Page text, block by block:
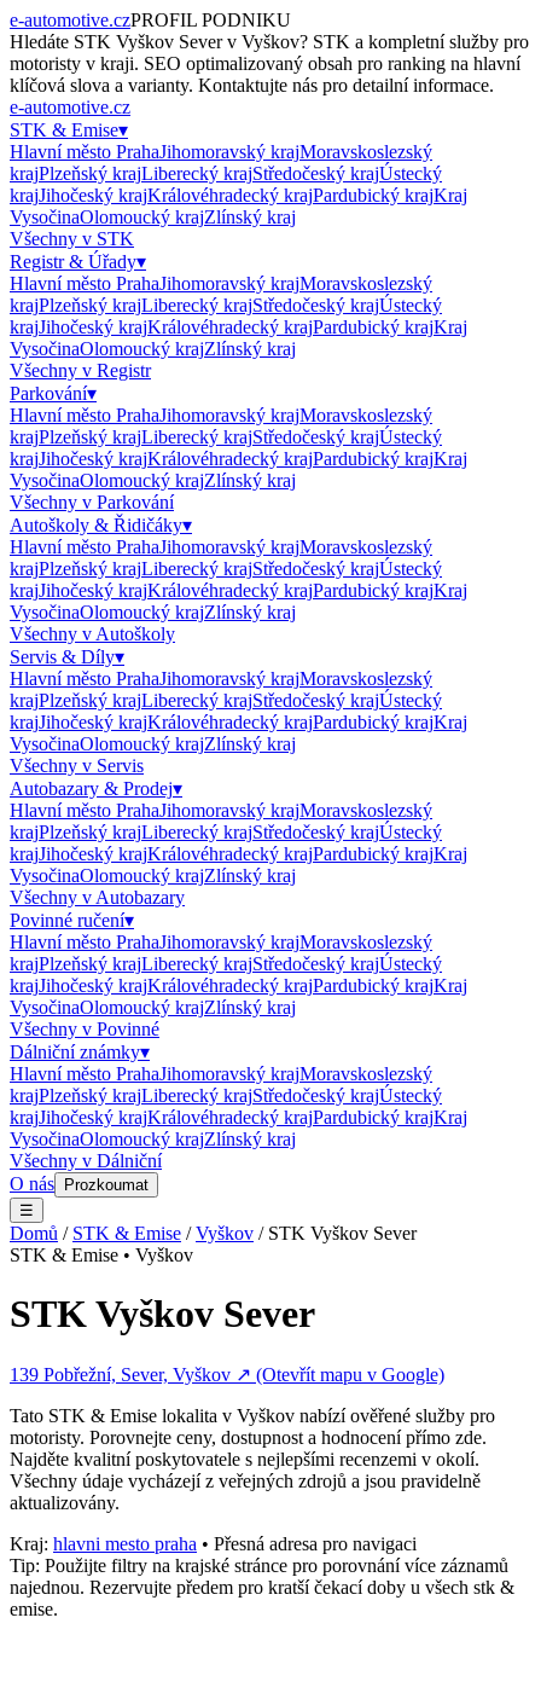
e-automotive.czPROFIL PODNIKU
Hledáte STK Vyškov Severv Vyškov? STK a kompletní služby pro
motoristy v kraji. SEO optimalizovaný obsah pro ranking na hlavní
klíčová slova a varianty. Kontaktujte nás pro detailní informace.
e-automotive.cz
STK & Emise▾
Hlavní město PrahaJihomoravský krajMoravskoslezský
krajPlzeňský krajLiberecký krajStředočeský krajÚstecký
krajJihočeský krajKrálovéhradecký krajPardubický krajKraj
VysočinaOlomoucký krajZlínský kraj
Všechny v STK
Registr & Úřady▾
Hlavní město PrahaJihomoravský krajMoravskoslezský
krajPlzeňský krajLiberecký krajStředočeský krajÚstecký
krajJihočeský krajKrálovéhradecký krajPardubický krajKraj
VysočinaOlomoucký krajZlínský kraj
Všechny v Registr
Parkování▾
Hlavní město PrahaJihomoravský krajMoravskoslezský
krajPlzeňský krajLiberecký krajStředočeský krajÚstecký
krajJihočeský krajKrálovéhradecký krajPardubický krajKraj
VysočinaOlomoucký krajZlínský kraj
Všechny v Parkování
Autoškoly & Řidičáky▾
Hlavní město PrahaJihomoravský krajMoravskoslezský
krajPlzeňský krajLiberecký krajStředočeský krajÚstecký
krajJihočeský krajKrálovéhradecký krajPardubický krajKraj
VysočinaOlomoucký krajZlínský kraj
Všechny v Autoškoly
Servis & Díly▾
Hlavní město PrahaJihomoravský krajMoravskoslezský
krajPlzeňský krajLiberecký krajStředočeský krajÚstecký
krajJihočeský krajKrálovéhradecký krajPardubický krajKraj
VysočinaOlomoucký krajZlínský kraj
Všechny v Servis
Autobazary & Prodej▾
Hlavní město PrahaJihomoravský krajMoravskoslezský
krajPlzeňský krajLiberecký krajStředočeský krajÚstecký
krajJihočeský krajKrálovéhradecký krajPardubický krajKraj
VysočinaOlomoucký krajZlínský kraj
Všechny v Autobazary
Povinné ručení▾
Hlavní město PrahaJihomoravský krajMoravskoslezský
krajPlzeňský krajLiberecký krajStředočeský krajÚstecký
krajJihočeský krajKrálovéhradecký krajPardubický krajKraj
VysočinaOlomoucký krajZlínský kraj
Všechny v Povinné
Dálniční známky▾
Hlavní město PrahaJihomoravský krajMoravskoslezský
krajPlzeňský krajLiberecký krajStředočeský krajÚstecký
krajJihočeský krajKrálovéhradecký krajPardubický krajKraj
VysočinaOlomoucký krajZlínský kraj
Všechny v Dálniční
O nás
Prozkoumat
☰
Domů / STK & Emise /Vyškov / STK Vyškov Sever
STK & Emise • Vyškov
STK Vyškov Sever
139 Pobřežní, Sever, Vyškov ↗ (Otevřít mapu v Google)
Tato STK & Emise lokalita v Vyškov nabízí ověřené služby pro
motoristy. Porovnejte ceny, dostupnost a hodnocení přímo zde.
Najděte kvalitní poskytovatele s nejlepšími recenzemi v okolí.
Všechny údaje vycházejí z veřejných zdrojů a jsou pravidelně
aktualizovány.
Kraj: hlavni mesto praha • Přesná adresa pro navigaci
Tip: Použijte filtry na krajské stránce pro porovnání více záznamů
najednou. Rezervujte předem pro kratší čekací doby u všech stk &
emise.